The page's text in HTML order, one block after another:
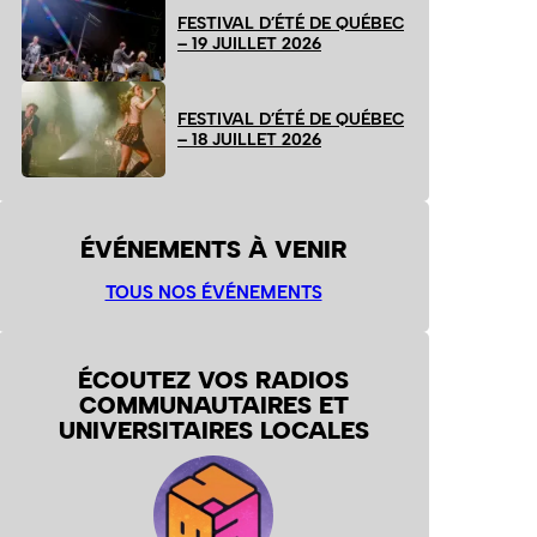
FESTIVAL D’ÉTÉ DE QUÉBEC
– 19 JUILLET 2026
FESTIVAL D’ÉTÉ DE QUÉBEC
– 18 JUILLET 2026
ÉVÉNEMENTS À VENIR
TOUS NOS ÉVÉNEMENTS
ÉCOUTEZ VOS RADIOS
COMMUNAUTAIRES ET
UNIVERSITAIRES LOCALES